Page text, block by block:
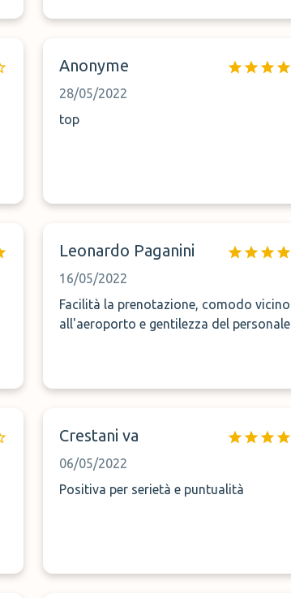
Anonyme
28/05/2022
top
Leonardo Paganini
16/05/2022
Facilità la prenotazione, comodo vicino
all'aeroporto e gentilezza del personale
Crestani va
06/05/2022
Positiva per serietà e puntualità